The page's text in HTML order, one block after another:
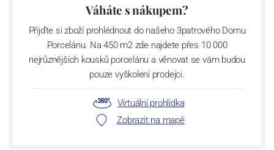
Váháte s nákupem?
Přijďte si zboží prohlédnout do našeho 3patrového Domu
Porcelánu. Na 450 m2 zde najdete přes 10 000
nejrůznějších kousků porcelánu a věnovat se vám budou
pouze vyškolení prodejci.
Virtuální prohlídka
Zobrazit na mapě